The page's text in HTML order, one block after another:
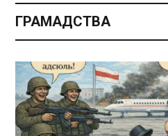
ГРАМАДСТВА